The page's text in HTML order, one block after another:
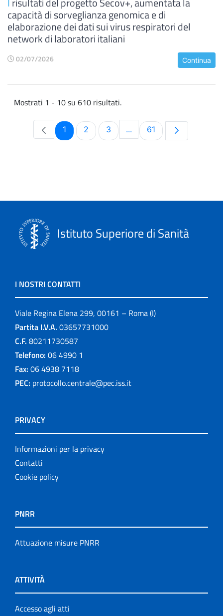
capacità di sorveglianza genomica e di
elaborazione dei dati sui virus respiratori del
network di laboratori italiani
02/07/2026 Continua
Mostrati 1 - 10 su 610 risultati.
Pagina
1 Pagina
2 Pagina
3 ...Pagine intermedie Use
Pagina
61
Istituto Superiore di Sanità
I NOSTRI CONTATTI
Viale Regina Elena 299, 00161 – Roma (I)
Partita I.V.A. 03657731000
C.F. 80211730587
Telefono: 06 4990 1
Fax: 06 4938 7118
PEC: protocollo.centrale@pec.iss.it
PRIVACY
Informazioni per la privacy
Contatti
Cookie policy
PNRR
Attuazione misure PNRR
ATTIVITÀ
Accesso agli atti